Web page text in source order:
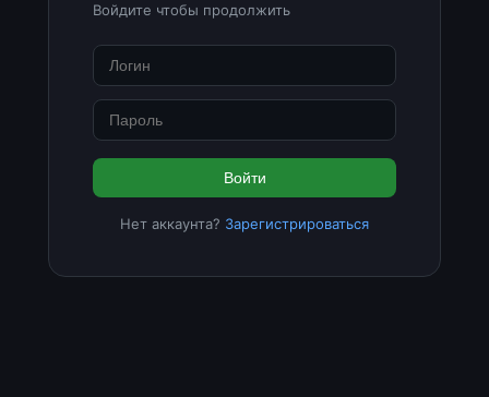
Войдите чтобы продолжить
Войти
Нет аккаунта? Зарегистрироваться